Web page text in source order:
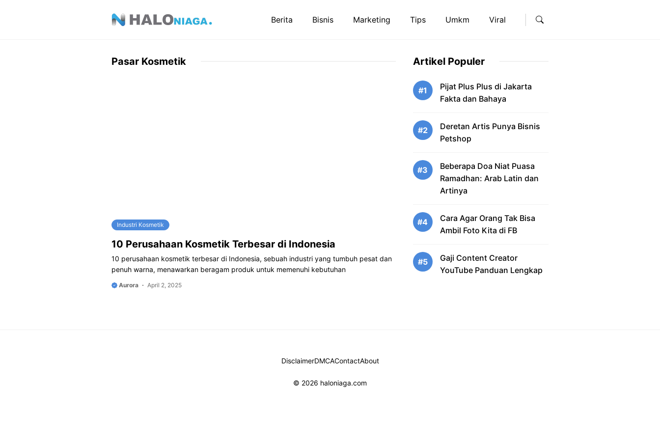
Berita Bisnis Marketing Tips Umkm Viral
Pasar Kosmetik
Industri Kosmetik
10 Perusahaan Kosmetik Terbesar di Indonesia
10 perusahaan kosmetik terbesar di Indonesia, sebuah industri yang tumbuh pesat dan
penuh warna, menawarkan beragam produk untuk memenuhi kebutuhan
Aurora April 2, 2025
Artikel Populer
#1
Pijat Plus Plus di Jakarta
Fakta dan Bahaya
#2
Deretan Artis Punya Bisnis
Petshop
#3
Beberapa Doa Niat Puasa
Ramadhan: Arab Latin dan
Artinya
#4
Cara Agar Orang Tak Bisa
Ambil Foto Kita di FB
#5
Gaji Content Creator
YouTube Panduan Lengkap
DisclaimerDMCAContactAbout
© 2026 haloniaga.com